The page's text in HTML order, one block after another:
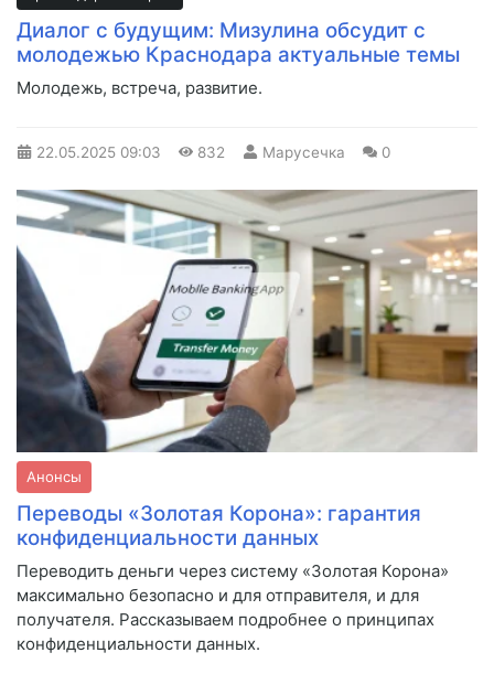
Диалог с будущим: Мизулина обсудит с
молодежью Краснодара актуальные темы
Молодежь, встреча, развитие.
22.05.2025 09:03 832 Марусечка 0
Анонсы
Переводы «Золотая Корона»: гарантия
конфиденциальности данных
Переводить деньги через систему «Золотая Корона»
максимально безопасно и для отправителя, и для
получателя. Рассказываем подробнее о принципах
конфиденциальности данных.